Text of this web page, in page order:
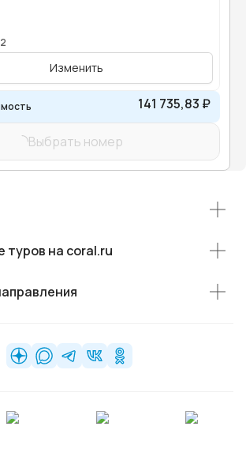
Изменить
141 735,83 ₽
Выбрать номер
туров на coral.ru